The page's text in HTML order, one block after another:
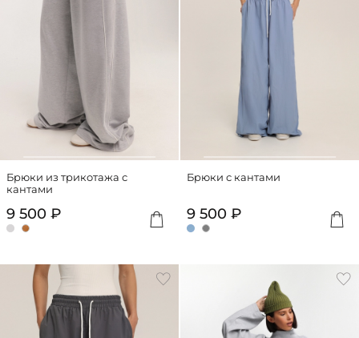
Брюки из трикотажа с
кантами
9 500 ₽
Брюки с кантами
9 500 ₽